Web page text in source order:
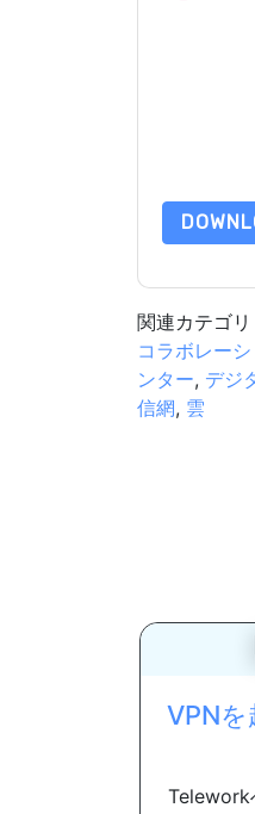
関連カテゴリ
コラボレー
ンター, デジ
信網, 雲
VPNを
Telework